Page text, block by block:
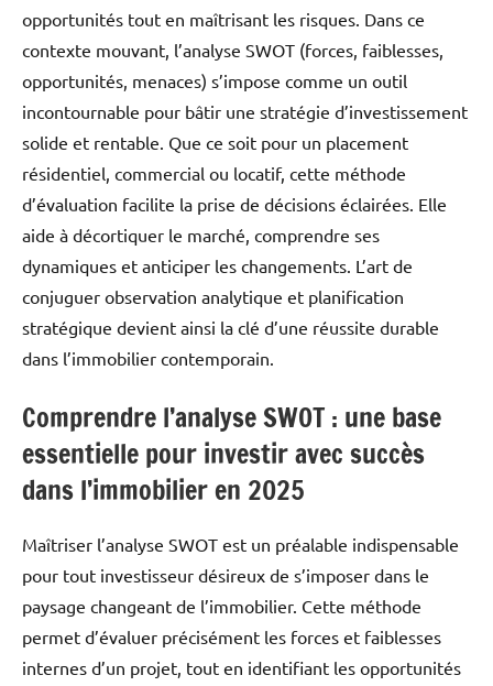
opportunités tout en maîtrisant les risques. Dans ce
contexte mouvant, l’analyse SWOT (forces, faiblesses,
opportunités, menaces) s’impose comme un outil
incontournable pour bâtir une stratégie d’investissement
solide et rentable. Que ce soit pour un placement
résidentiel, commercial ou locatif, cette méthode
d’évaluation facilite la prise de décisions éclairées. Elle
aide à décortiquer le marché, comprendre ses
dynamiques et anticiper les changements. L’art de
conjuguer observation analytique et planification
stratégique devient ainsi la clé d’une réussite durable
dans l’immobilier contemporain.
Comprendre l’analyse SWOT : une base
essentielle pour investir avec succès
dans l’immobilier en 2025
Maîtriser l’analyse SWOT est un préalable indispensable
pour tout investisseur désireux de s’imposer dans le
paysage changeant de l’immobilier. Cette méthode
permet d’évaluer précisément les forces et faiblesses
internes d’un projet, tout en identifiant les opportunités